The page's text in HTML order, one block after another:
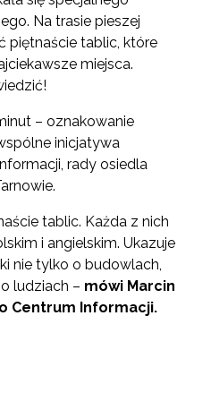
Na trasie pieszej
piętnaście tablic, które
miejsca.
– oznakowanie
inicjatywa
rady osiedla
tablic. Każda z nich
i angielskim. Ukazuje
nie tylko o budowlach,
ludziach – mówi Marcin
Centrum Informacji.